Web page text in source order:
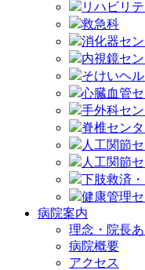
リハビリ
救急科
消化器セ
内視鏡セ
そけいヘ
心臓血管
手外科セ
脊椎セン
人工関節
人工関節
下肢救済
健康管理
病院案内
理念・院長
病院概要
アクセス